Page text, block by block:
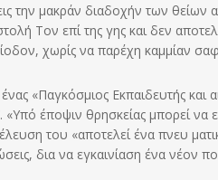
την μακράν διαδοχήν των
Τον επί της γης και δεν
χωρίς να παρέχη καμμίαν
«Παγκόσμιος Εκπαιδευτής και
έποψιν θρησκείας μπορεί να
του «αποτελεί ένα πνευ
δια να εγκαινίαση ένα νέον